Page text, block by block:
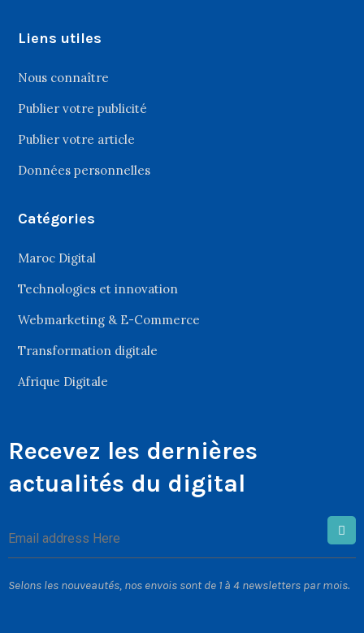
Liens utiles
Nous connaître
Publier votre publicité
Publier votre article
Données personnelles
Catégories
Maroc Digital
Technologies et innovation
Webmarketing & E-Commerce
Transformation digitale
Afrique Digitale
Recevez les dernières
actualités du digital
Selons les nouveautés, nos envois sont de 1 à 4 newsletters par mois.